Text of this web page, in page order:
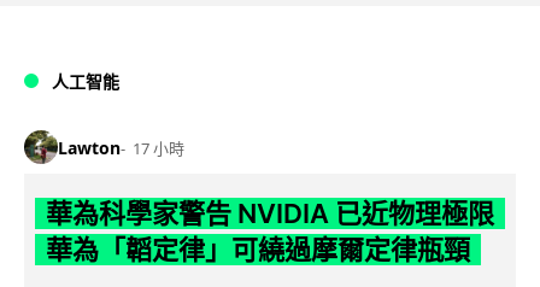
人工智能
Lawton 17 小時
華為科學家警告 NVIDIA 已近物理極限
華為「韜定律」可繞過摩爾定律瓶頸